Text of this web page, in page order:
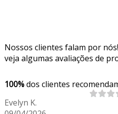
Nossos clientes falam por nós!
veja algumas avaliações de
100%dos clientes
Evelyn K.